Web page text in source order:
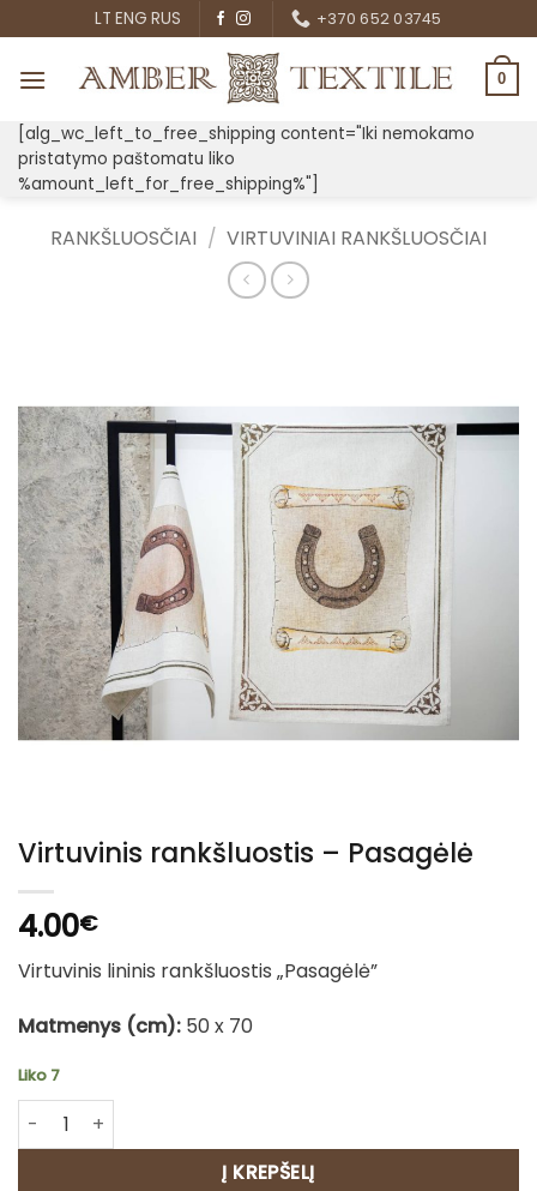
to
content
LT ENG RUS +370 652 03745
0
[alg_wc_left_to_free_shipping content="Iki nemokamo
pristatymo paštomatu liko
%amount_left_for_free_shipping%"]
RANKŠLUOSČIAI / VIRTUVINIAI RANKŠLUOSČIAI
Virtuvinis rankšluostis – Pasagėlė
4.00€
Virtuvinis lininis rankšluostis „Pasagėlė”
Matmenys (cm): 50 x 70
Liko 7
produkto kiekis: Virtuvinis rankšluostis - Pasagėlė
Į KREPŠELĮ